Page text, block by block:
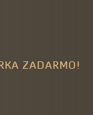
ZADARMO!